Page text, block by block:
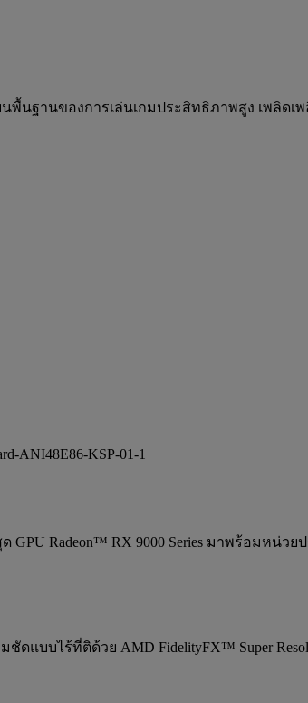
นฐานของการเล่นเกมประสิทธิภาพสูง เพลิด
Radeon™ RX 9000 Series มาพร้อมหน่วย
ดแบบไร้ที่ติด้วย AMD FidelityFX™ Super